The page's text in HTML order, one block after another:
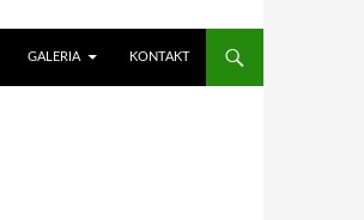
GALERIA KONTAKT